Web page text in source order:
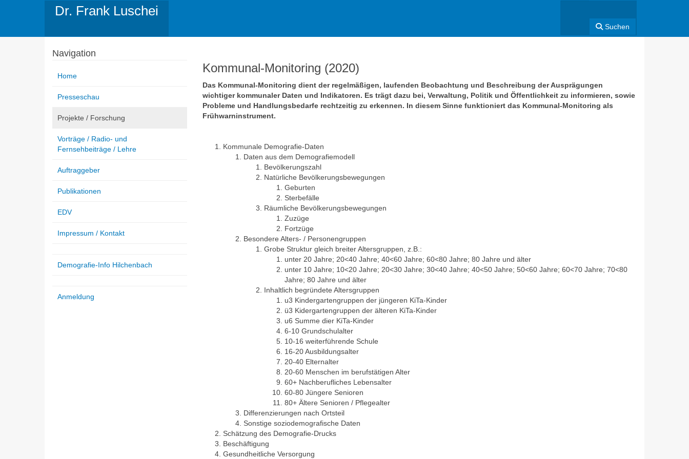
Dr. Frank Luschei
Suchen
Kommunal-Monitoring (2020)
Das Kommunal-Monitoring dient der regelmäßigen, laufenden Beobachtung und Beschreibung der Ausprägungen
wichtiger kommunaler Daten und Indikatoren. Es trägt dazu bei, Verwaltung, Politik und Öffentlichkeit zu informieren, sowie
Probleme und Handlungsbedarfe rechtzeitig zu erkennen. In diesem Sinne funktioniert das Kommunal-Monitoring als
Frühwarninstrument.
Kommunale Demografie-Daten
Daten aus dem Demografiemodell
Bevölkerungszahl
Natürliche Bevölkerungsbewegungen
Geburten
Sterbefälle
Räumliche Bevölkerungsbewegungen
Zuzüge
Fortzüge
Besondere Alters- / Personengruppen
Grobe Struktur gleich breiter Altersgruppen, z.B.:
unter 20 Jahre; 20<40 Jahre; 40<60 Jahre; 60<80 Jahre; 80 Jahre und älter
unter 10 Jahre; 10<20 Jahre; 20<30 Jahre; 30<40 Jahre; 40<50 Jahre; 50<60 Jahre; 60<70 Jahre; 70<80
Jahre; 80 Jahre und älter
Inhaltlich begründete Altersgruppen
u3 Kindergartengruppen der jüngeren KiTa-Kinder
ü3 Kidergartengruppen der älteren KiTa-Kinder
u6 Summe dier KiTa-Kinder
6-10 Grundschulalter
10-16 weiterführende Schule
16-20 Ausbildungsalter
20-40 Elternalter
20-60 Menschen im berufstätigen Alter
60+ Nachberufliches Lebensalter
60-80 Jüngere Senioren
80+ Ältere Senioren / Pflegealter
Differenzierungen nach Ortsteil
Sonstige soziodemografische Daten
Schätzung des Demografie-Drucks
Beschäftigung
Gesundheitliche Versorgung
Navigation
Home
Presseschau
Projekte / Forschung
Vorträge / Radio- und
Fernsehbeiträge / Lehre
Auftraggeber
Publikationen
EDV
Impressum / Kontakt
Demografie-Info Hilchenbach
Anmeldung